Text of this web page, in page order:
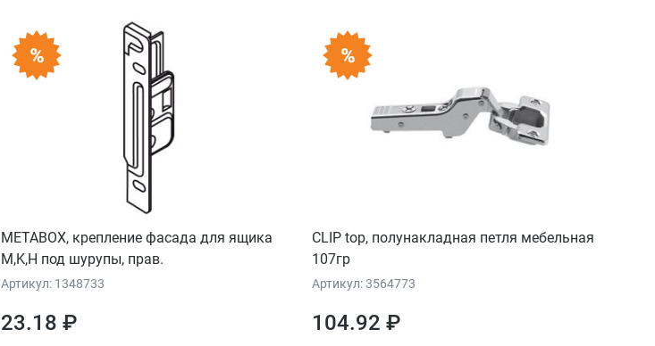
METABOX, крепление фасада для ящика
M,K,H под шурупы, прав.
Артикул: 1348733
23.18 ₽
CLIP top, полунакладная петля мебельная
107гр
Артикул: 3564773
104.92 ₽